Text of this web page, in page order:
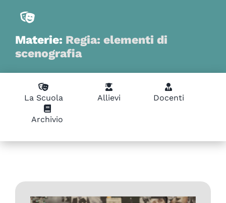
Materie: Regia: elementi di
scenografia
La Scuola Allievi Docenti
Archivio